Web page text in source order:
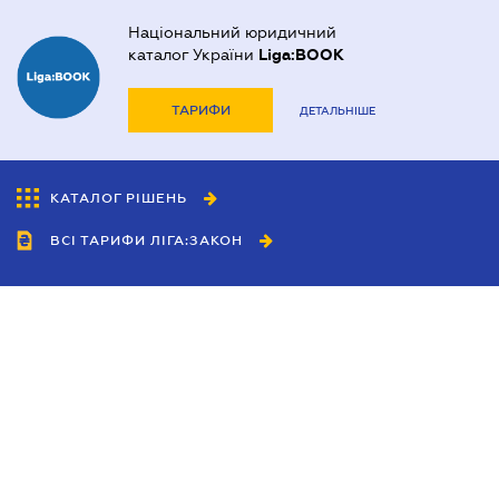
Національний юридичний
каталог України Liga:BOOK
ТАРИФИ ДЕТАЛЬНІШЕ
КАТАЛОГ РІШЕНЬ
ВСІ ТАРИФИ ЛІГА:ЗАКОН